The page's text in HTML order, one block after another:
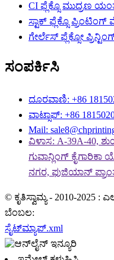
CI ಫ್ಲೆಕ್ಸೊ ಮುದ್ರಣ
ಸ್ಟಾಕ್ ಫ್ಲೆಕ್ಸೊ
ಗೇರ್ಲೆಸ್ ಫ್ಲೆಕ್ಸೋ
ಸಂಪರ್ಕಿಸಿ
ದೂರವಾಣಿ: +86
ವಾಟ್ಸಾಪ್: +86
Mail:
ವಿಳಾಸ: A-39A-40,
ಗುವಾನ್ಲಿಂಗ್
ನಗರ, ಫುಜಿಯಾನ್
© ಕೃತಿಸ್ವಾಮ್ಯ - 2010-2025 :
ಬೆಂಬಲ:
ಸೈಟ್‌ಮ್ಯಾಪ್.xml